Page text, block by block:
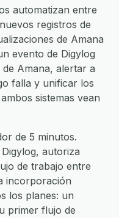
automatizan entre
registros de
de Amana
evento de Digylog
Amana, alertar a
falla y unificar los
sistemas vean
de 5 minutos.
autoriza
de trabajo entre
incorporación
los planes: un
primer flujo de